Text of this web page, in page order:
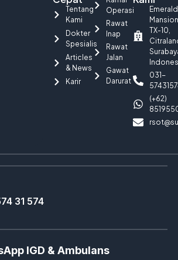
Tentang
Kami
Dokter
Spesialis
Articles
& News
Karir
Operasi
Rawat
Inap
Rawat
Jalan
Gawat
Darurat
Emerald
Mansion
TX-10,
031-
(+62)
31 574
IGD & Ambulans